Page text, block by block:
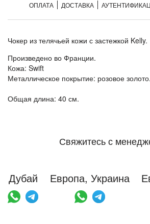
ОПЛАТА ДОСТАВКА
Чокер из телячьей кожи с застежкой Kelly.
Произведено во Франции.
Кожа: Swift
Металлическое покрытие: розовое золото.
Общая длина: 40 см.
Свяжитесь с
Дубай Европа, Украина